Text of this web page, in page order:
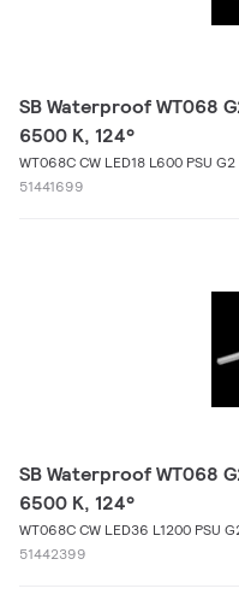
SB Waterproof WT068
6500 K, 124°
WT068C CW LED18 L600 PSU G2
51441699
SB Waterproof WT068
6500 K, 124°
WT068C CW LED36 L1200 PSU
51442399